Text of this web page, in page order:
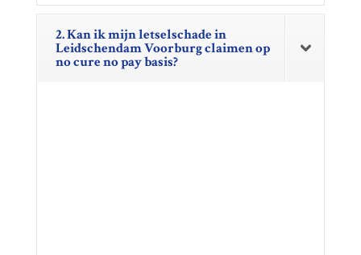
2. Kan ik mijn letselschade in
Leidschendam Voorburg claimen op
no cure no pay basis?